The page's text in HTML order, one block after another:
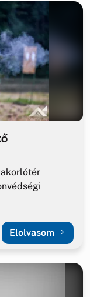
Elolvasom